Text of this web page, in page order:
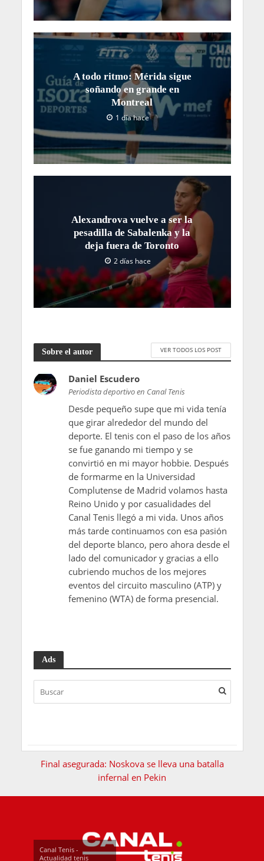
A todo ritmo: Mérida sigue
soñando en grande en
Montreal
1 día hace
Alexandrova vuelve a ser la
pesadilla de Sabalenka y la
deja fuera de Toronto
2 días hace
Sobre el autor VER TODOS LOS POST
Daniel Escudero
Periodista deportivo en Canal Tenis
Desde pequeño supe que mi vida tenía
que girar alrededor del mundo del
deporte. El tenis con el paso de los años
se fue ganando mi tiempo y se
convirtió en mi mayor hobbie. Después
de formarme en la Universidad
Complutense de Madrid volamos hasta
Reino Unido y por casualidades del
Canal Tenis llegó a mi vida. Unos años
más tarde continuamos con esa pasión
del deporte blanco, pero ahora desde el
lado del comunicador y gracias a ello
cubriendo muchos de los mejores
eventos del circuito masculino (ATP) y
femenino (WTA) de forma presencial.
Ads
Final asegurada: Noskova se lleva una batalla
infernal en Pekin
Canal Tenis -
Actualidad tenis